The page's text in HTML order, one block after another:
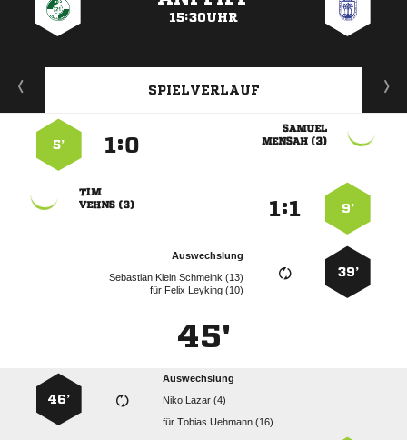
15:30UHR
SPIELVERLAUF

 
:
5’
9’
:

 
39’
Auswechslung
   
für   
45'
Auswechslung
  
für  
46’